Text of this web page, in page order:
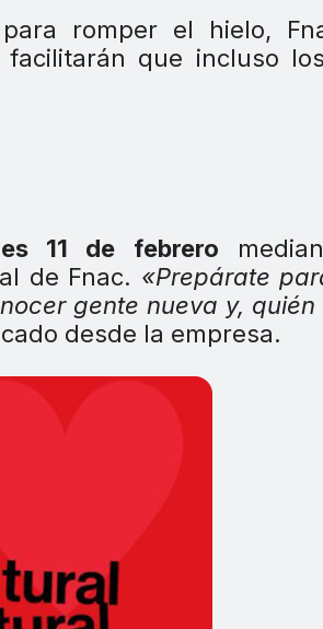
romper el hielo,
que incluso
11 de febrero
de Fnac. «Prepárate
gente nueva y, quién
desde la empresa.